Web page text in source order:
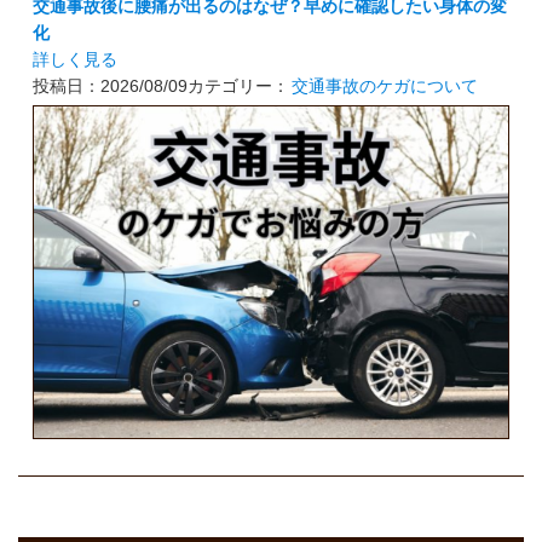
交通事故後に腰痛が出るのはなぜ？早めに確認したい身体の変
化
詳しく見る
投稿日：2026/08/09カテゴリー： 交通事故のケガについて